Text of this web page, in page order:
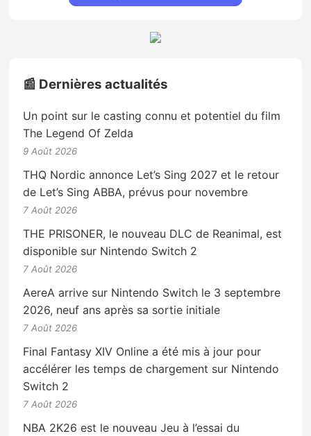
📰 Dernières actualités
Un point sur le casting connu et potentiel du film
The Legend Of Zelda
9 Août 2026
THQ Nordic annonce Let’s Sing 2027 et le retour
de Let’s Sing ABBA, prévus pour novembre
7 Août 2026
THE PRISONER, le nouveau DLC de Reanimal, est
disponible sur Nintendo Switch 2
7 Août 2026
AereA arrive sur Nintendo Switch le 3 septembre
2026, neuf ans après sa sortie initiale
7 Août 2026
Final Fantasy XIV Online a été mis à jour pour
accélérer les temps de chargement sur Nintendo
Switch 2
7 Août 2026
NBA 2K26 est le nouveau Jeu à l’essai du